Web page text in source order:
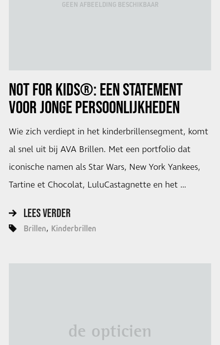
GEEN AFBEELDING BESCHIKBAAR
NOT FOR KIDS®: EEN STATEMENT
VOOR JONGE PERSOONLIJKHEDEN
Wie zich verdiept in het kinderbrillensegment, komt
al snel uit bij AVA Brillen. Met een portfolio dat
iconische namen als Star Wars, New York Yankees,
Tartine et Chocolat, LuluCastagnette en het …
LEES VERDER
Brillen Kinderbrillen
de opticien